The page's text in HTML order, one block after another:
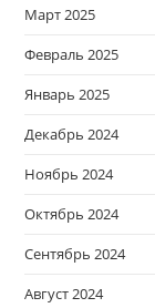
Март 2025
Февраль 2025
Январь 2025
Декабрь 2024
Ноябрь 2024
Октябрь 2024
Сентябрь 2024
Август 2024